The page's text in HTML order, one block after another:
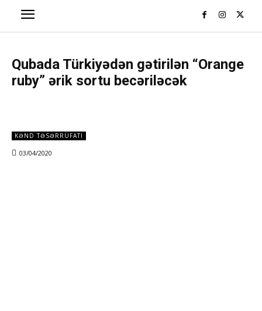
Qubada Türkiyədən gətirilən “Orange
ruby” ərik sortu becəriləcək
KƏND TƏSƏRRÜFATI
03/04/2020